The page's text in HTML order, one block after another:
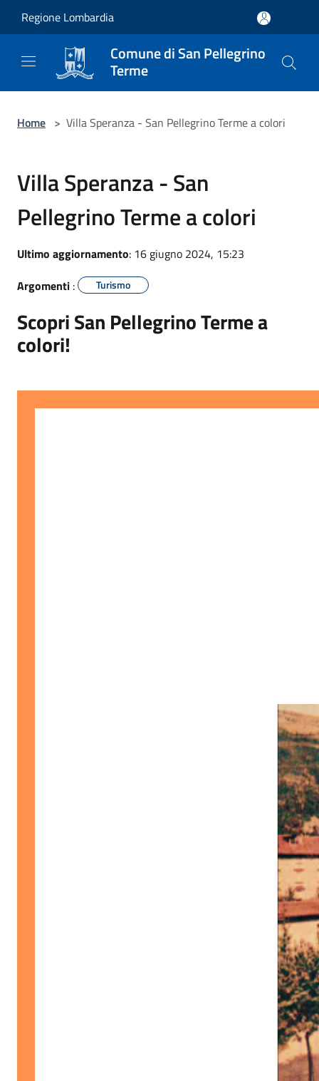
Regione Lombardia
Comune di San Pellegrino
Terme
Home > Villa Speranza - San Pellegrino Terme a colori
Villa Speranza - San
Pellegrino Terme a colori
Ultimo aggiornamento: 16 giugno 2024, 15:23
Argomenti : Turismo
Scopri San Pellegrino Terme a
colori!